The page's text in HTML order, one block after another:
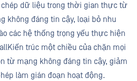
dữ liệu trong thời gian thực từ
không đáng tin cậy, loại bỏ nhu
các hệ thống trọng yếu thực hiện
trúc một chiều của chặn mọi
từ mạng không đáng tin cậy, giảm
làm gián đoạn hoạt động.